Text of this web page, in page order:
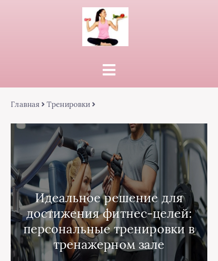
Главная Тренировки
Идеальное решение для
достижения фитнес-целей:
персональные тренировки в
тренажерном зале